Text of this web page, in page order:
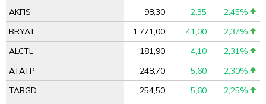
AKFIS
98,30 2,35
2,45%
BRYAT
1.771,00 41,00
2,37%
ALCTL
181,90 4,10
2,31%
ATATP
248,70 5,60
2,30%
TABGD
254,50 5,60
2,25%